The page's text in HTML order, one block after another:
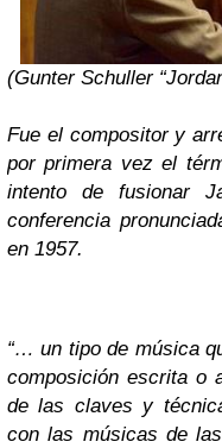
(Gunter Schuller
Fue el compositor y
por primera vez el
intento de fusionar
conferencia
en 1957.
“… un tipo de música
composición escrita o
de las claves y
con las músicas de